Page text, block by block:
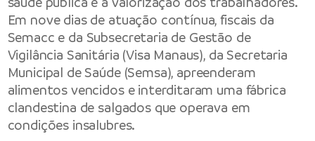
Em nove dias de atuação contínua, fiscais da
Semacc e da Subsecretaria de Gestão de
Vigilância Sanitária (Visa Manaus), da Secretaria
Municipal de Saúde (Semsa), apreenderam
alimentos vencidos e interditaram uma fábrica
clandestina de salgados que operava em
condições insalubres.